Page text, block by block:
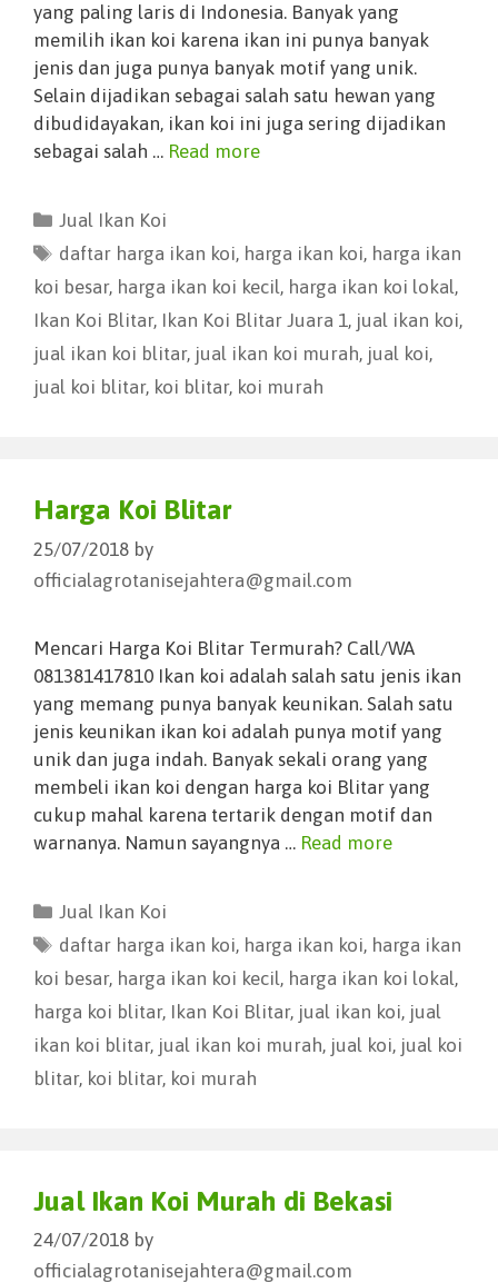
yang paling laris di Indonesia. Banyak yang
memilih ikan koi karena ikan ini punya banyak
jenis dan juga punya banyak motif yang unik.
Selain dijadikan sebagai salah satu hewan yang
dibudidayakan, ikan koi ini juga sering dijadikan
sebagai salah … Read more
Jual Ikan Koi
daftar harga ikan koi, harga ikan koi, harga ikan
koi besar, harga ikan koi kecil, harga ikan koi lokal,
Ikan Koi Blitar, Ikan Koi Blitar Juara 1, jual ikan koi,
jual ikan koi blitar, jual ikan koi murah, jual koi,
jual koi blitar, koi blitar, koi murah
Harga Koi Blitar
25/07/2018 by
officialagrotanisejahtera@gmail.com
Mencari Harga Koi Blitar Termurah? Call/WA
081381417810 Ikan koi adalah salah satu jenis ikan
yang memang punya banyak keunikan. Salah satu
jenis keunikan ikan koi adalah punya motif yang
unik dan juga indah. Banyak sekali orang yang
membeli ikan koi dengan harga koi Blitar yang
cukup mahal karena tertarik dengan motif dan
warnanya. Namun sayangnya … Read more
Jual Ikan Koi
daftar harga ikan koi, harga ikan koi, harga ikan
koi besar, harga ikan koi kecil, harga ikan koi lokal,
harga koi blitar, Ikan Koi Blitar, jual ikan koi, jual
ikan koi blitar, jual ikan koi murah, jual koi, jual koi
blitar, koi blitar, koi murah
Jual Ikan Koi Murah di Bekasi
24/07/2018 by
officialagrotanisejahtera@gmail.com